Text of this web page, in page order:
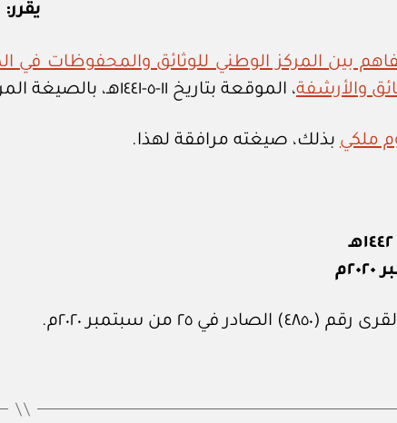
يقرر:
بين المركز الوطني للوثائق والمحفوظات
والأرشفة، الموقعة بتاريخ ١١-٥-١٤٤١هـ، بالصيغة المرافقة.
ملكي بذلك، صيغته مرافقة لهذا.
٢٥ من سبتمبر ٢٠٢٠م.